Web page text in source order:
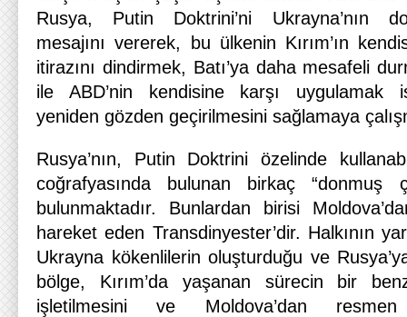
Rusya, Putin Doktrini’ni Ukrayna’nın
mesajını vererek, bu ülkenin Kırım’ın
itirazını dindirmek, Batı’ya daha mesafeli
ile ABD’nin kendisine karşı uygulamak
yeniden gözden geçirilmesini sağlamaya
Rusya’nın, Putin Doktrini özelinde
coğrafyasında bulunan birkaç “donmuş
bulunmaktadır. Bunlardan birisi
hareket eden Transdinyester’dir. Halkının
Ukrayna kökenlilerin oluşturduğu ve
bölge, Kırım’da yaşanan sürecin bir
işletilmesini ve Moldova’dan resmen